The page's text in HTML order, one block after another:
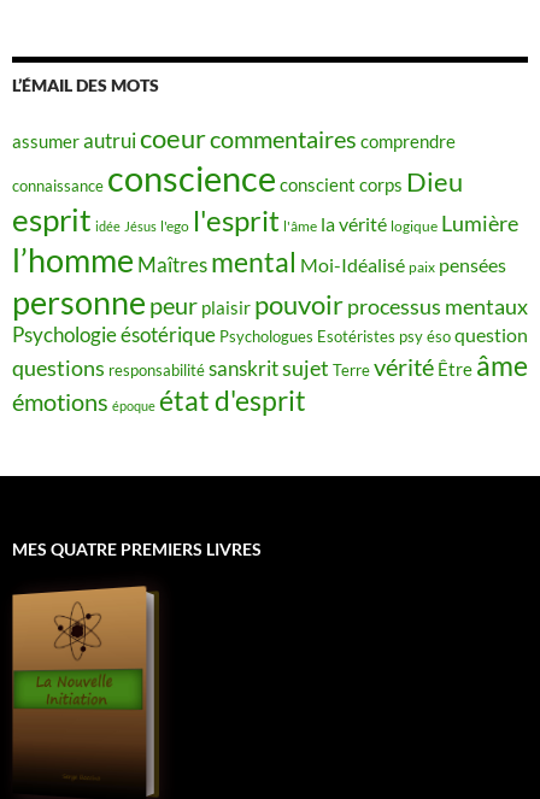
L’ÉMAIL DES MOTS
assumerautruicoeurcommentaires comprendre
connaissance conscience conscient corps Dieu
esprit idée Jésus l'ego l'esprit l'âme la vérité logique Lumière
l’homme Maîtres mental Moi-Idéalisé paix pensées
personne peur plaisir pouvoirprocessus mentaux
Psychologie ésotérique Psychologues Esotéristes psy ésoquestion
questions responsabilitésanskritsujet Terrevérité Être âme
émotions époque état d'esprit
MES QUATRE PREMIERS LIVRES